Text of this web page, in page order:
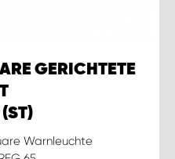
GERICHTETE
Warnleuchte